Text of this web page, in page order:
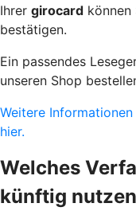
Ihrer girocard können
bestätigen.
Ein passendes
unseren Shop
Weitere Informationen
hier.
Welches
künftig